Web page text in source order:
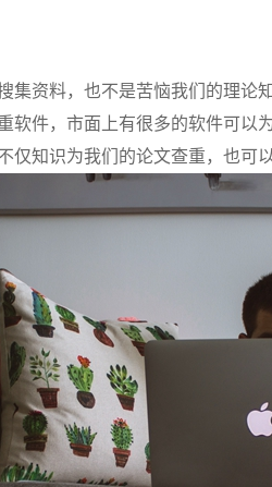
集资料，也不是苦恼我们的理论
软件，市面上有很多的软件可以
仅知识为我们的论文查重，也可